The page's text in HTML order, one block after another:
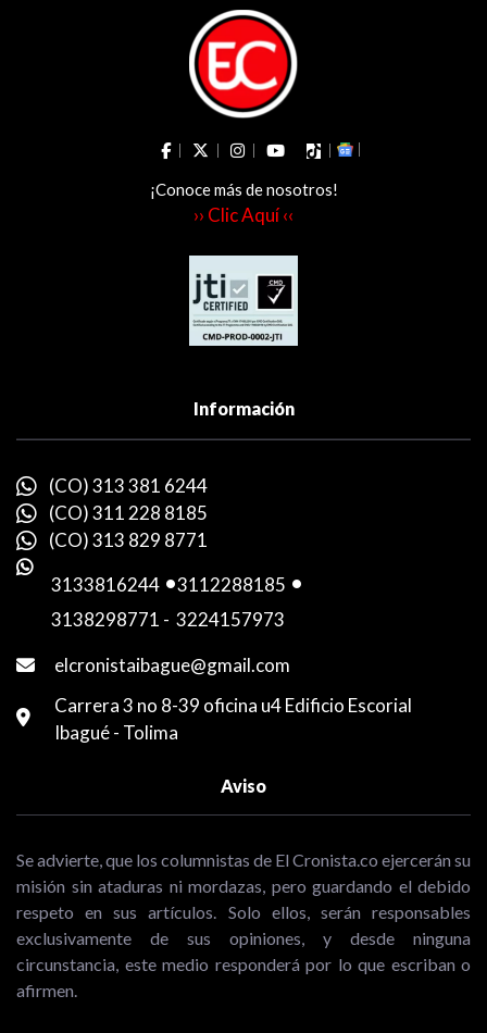
¡Conoce más de nosotros!
›› Clic Aquí ‹‹
Información
(CO) 313 381 6244
(CO) 311 228 8185
(CO) 313 829 8771
3133816244 -3112288185 -
3138298771 - 3224157973
elcronistaibague@gmail.com
Carrera 3 no 8-39 oficina u4 Edificio Escorial
Ibagué - Tolima
Aviso
Se advierte, que los columnistas de El Cronista.co ejercerán su
misión sin ataduras ni mordazas, pero guardando el debido
respeto en sus artículos. Solo ellos, serán responsables
exclusivamente de sus opiniones, y desde ninguna
circunstancia, este medio responderá por lo que escriban o
afirmen.